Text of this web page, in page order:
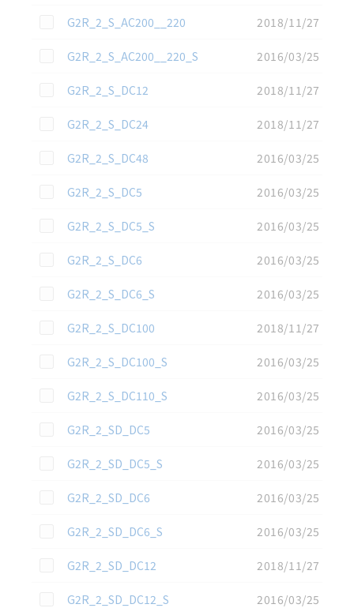
この資料を選択
G2R_2_S_AC200__220
2018/11/27
この資料を選択
G2R_2_S_AC200__220_S
2016/03/25
この資料を選択
G2R_2_S_DC12
2018/11/27
この資料を選択
G2R_2_S_DC24
2018/11/27
この資料を選択
G2R_2_S_DC48
2016/03/25
この資料を選択
G2R_2_S_DC5
2016/03/25
この資料を選択
G2R_2_S_DC5_S
2016/03/25
この資料を選択
G2R_2_S_DC6
2016/03/25
この資料を選択
G2R_2_S_DC6_S
2016/03/25
この資料を選択
G2R_2_S_DC100
2018/11/27
この資料を選択
G2R_2_S_DC100_S
2016/03/25
この資料を選択
G2R_2_S_DC110_S
2016/03/25
この資料を選択
G2R_2_SD_DC5
2016/03/25
この資料を選択
G2R_2_SD_DC5_S
2016/03/25
この資料を選択
G2R_2_SD_DC6
2016/03/25
この資料を選択
G2R_2_SD_DC6_S
2016/03/25
この資料を選択
G2R_2_SD_DC12
2018/11/27
この資料を選択
G2R_2_SD_DC12_S
2016/03/25